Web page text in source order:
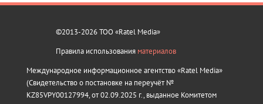
©2013-2026 ТОО «Ratel Media»
Правила использования материалов
Международное информационное агентство «Ratel Media»
(Свидетельство о постановке на переучёт №
KZ85VPY00127994, от 02.09.2025 г., выданное Комитетом